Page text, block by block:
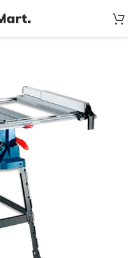
/ De banco Mesa Sierra